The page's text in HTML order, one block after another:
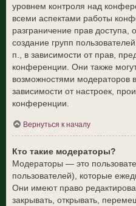
уровнем контроля над
всеми аспектами работы
разграничение прав доступа,
создание групп
п., в зависимости от прав,
конференции. Они также
возможностями модераторов
зависимости от настроек,
конференции.
Вернуться к началу
Кто такие модераторы?
Модераторы — это
пользователей), которые
Они имеют право
закрывать, открывать,